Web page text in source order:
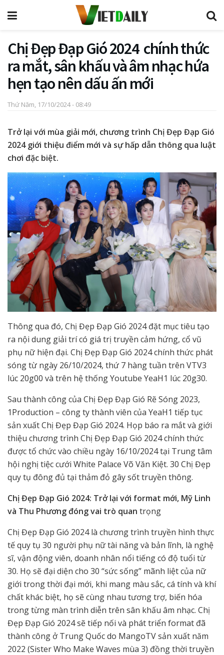
Chị Đẹp Đạp Gió 2024 chính thức
ra mắt, sân khấu và âm nhạc hứa
hẹn tạo nên dấu ấn mới
Thứ Năm, 17/10/2024 - 08:49
Trở lại với mùa giải mới, chương trình Chị Đẹp Đạp Gió
2024 giới thiệu điểm mới và sự hấp dẫn thông qua luật
chơi đặc biệt.
Thông qua đó, Chị Đẹp Đạp Gió 2024 đặt mục tiêu tạo
ra nội dung giải trí có giá trị truyền cảm hứng, cổ vũ
phụ nữ hiện đại. Chị Đẹp Đạp Gió 2024 chính thức phát
sóng từ ngày 26/10/2024, thứ 7 hàng tuần trên VTV3
lúc 20g00 và trên hệ thống Youtube YeaH1 lúc 20g30.
Sau thành công của Chị Đẹp Đạp Gió Rẽ Sóng 2023,
1Production – công ty thành viên của YeaH1 tiếp tục
sản xuất Chị Đẹp Đạp Gió 2024. Họp báo ra mắt và giới
thiệu chương trình Chị Đẹp Đạp Gió 2024 chính thức
được tổ chức vào chiều ngày 16/10/2024 tại Trung tâm
hội nghị tiệc cưới White Palace Võ Văn Kiệt. 30 Chị Đẹp
quy tụ đông đủ tại thảm đỏ gây sốt truyền thông.
Chị Đẹp Đạp Gió 2024: Trở lại với format mới, Mỹ Linh
và Thu Phương đóng vai trò quan trọng
Chị Đẹp Đạp Gió 2024 là chương trình truyền hình thực
tế quy tụ 30 người phụ nữ tài năng và bản lĩnh, là nghệ
sĩ, vận động viên, doanh nhân nổi tiếng có độ tuổi từ
30. Họ sẽ đại diện cho 30 “sức sống” mãnh liệt của nữ
giới trong thời đại mới, khi mang màu sắc, cá tính và khí
chất khác biệt, họ sẽ cùng nhau tương trợ, biến hóa
trong từng màn trình diễn trên sân khấu âm nhạc. Chị
Đẹp Đạp Gió 2024 sẽ tiếp nối và phát triển format đã
thành công ở Trung Quốc do MangoTV sản xuất năm
2022 (Sister Who Make Waves mùa 3) đồng thời truyền